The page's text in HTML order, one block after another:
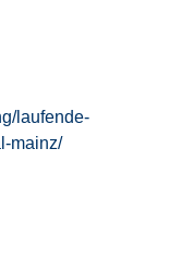
laufende-
mainz/